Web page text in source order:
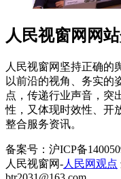
人民视窗网网
人民视窗网坚持正确的
以前沿的视角、务实的
点，传递行业声音，突
性，又体现时效性、开
整合服务资讯。
备案号：沪ICP备
人民视窗网-人民网观点